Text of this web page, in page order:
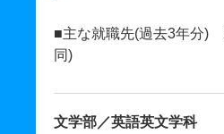
■主な就職先(過去3年分)
同)
文学部／英語英文学科